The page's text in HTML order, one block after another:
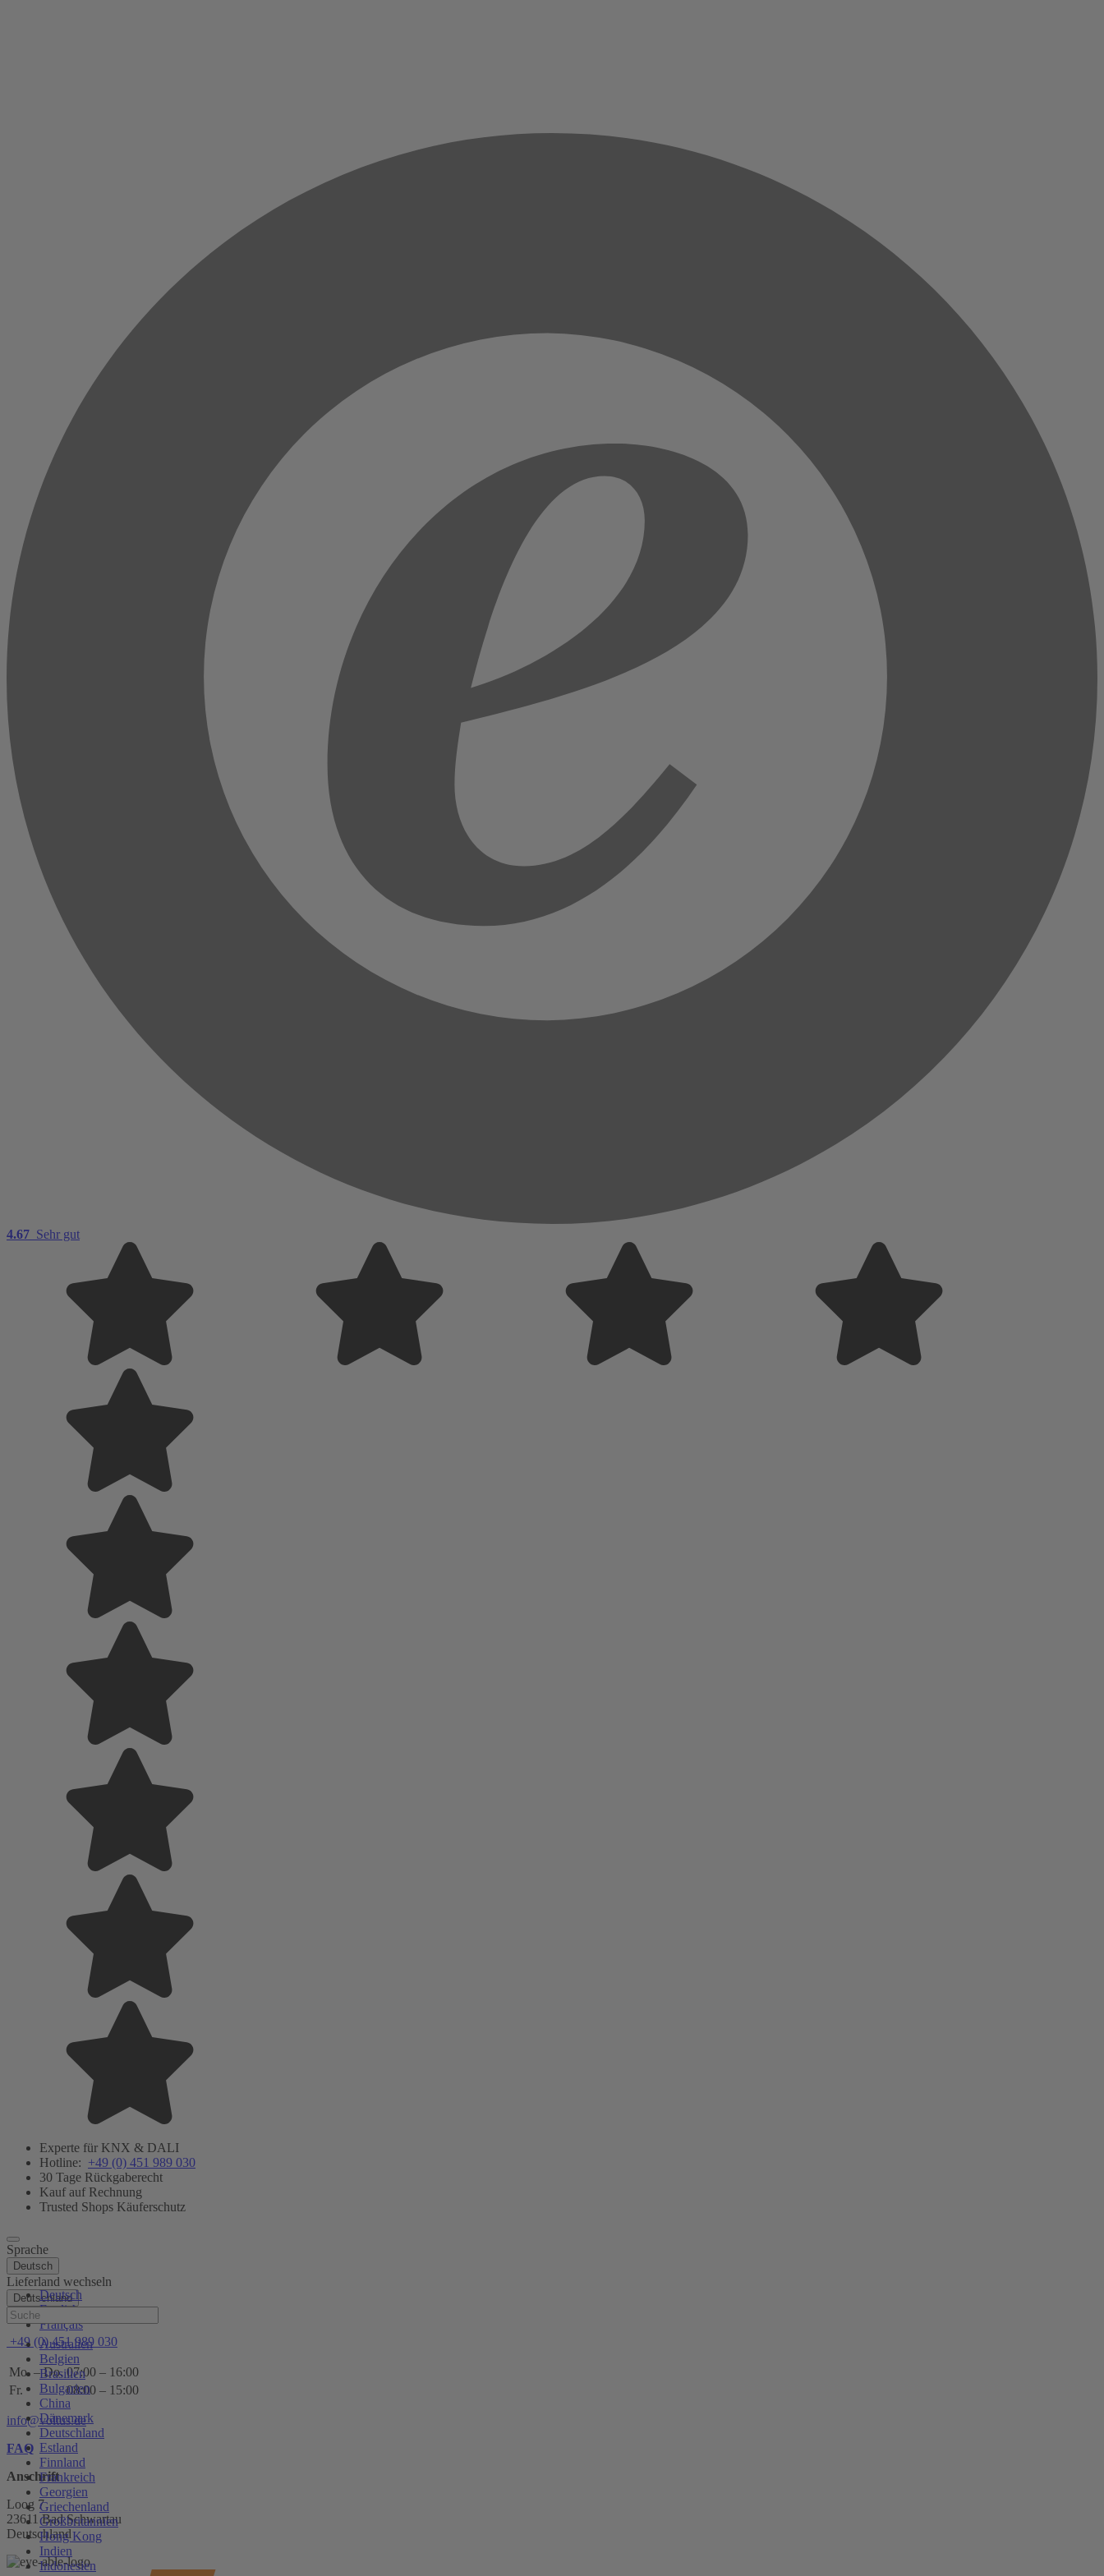
4.67 Sehr gut
Experte für KNX & DALI
Hotline: +49 (0) 451 989 030
30 Tage Rückgaberecht
Kauf auf Rechnung
Trusted Shops Käuferschutz
Sprache
Deutsch
Deutsch
English
Français
Lieferland wechseln
Deutschland
Australien
Belgien
Brasilien
Bulgarien
China
Dänemark
Deutschland
Estland
Finnland
Frankreich
Georgien
Griechenland
Großbritannien
Hong Kong
Indien
Indonesien
Hilfe
+49 (0) 451 989 030
Mo. – Do. 07:00 – 16:00
Fr.
08:00 – 15:00
info@voltus.de
FAQ
Anschrift
Loog 7
23611 Bad Schwartau
Deutschland